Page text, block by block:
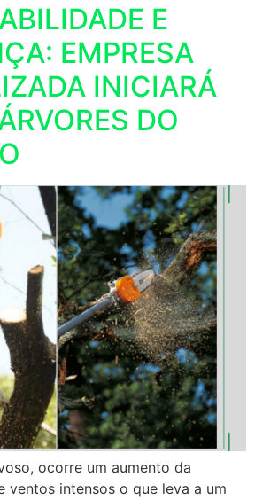
E
EMPRESA
INICIARÁ
DO
ocorre um aumento da
ventos intensos o que leva a um